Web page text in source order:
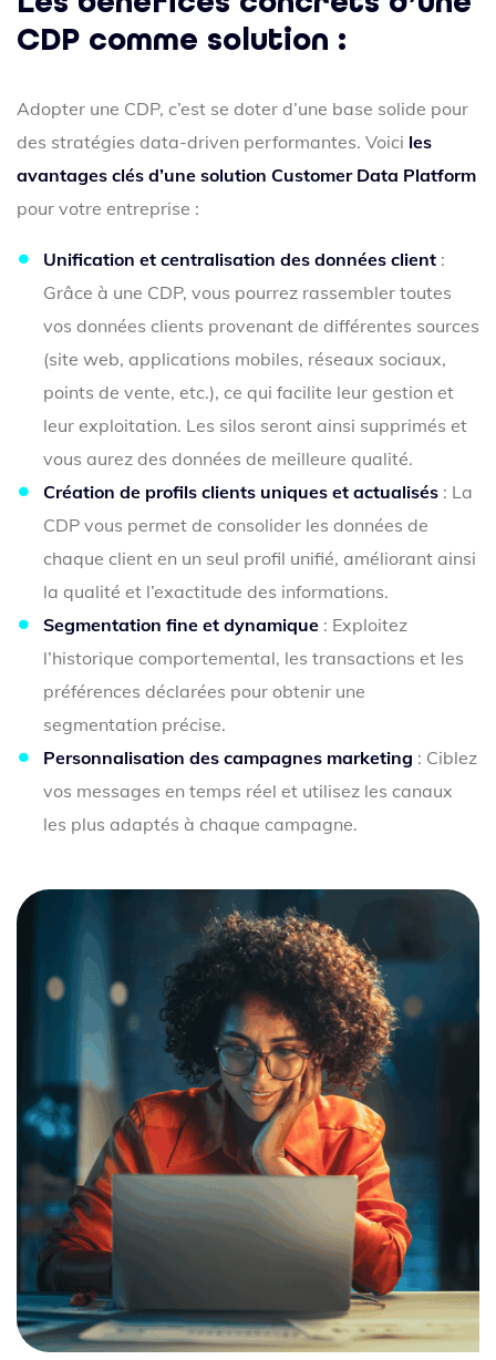
CDP comme solution :
Adopter une CDP, c’est se doter d’une base solide pour
des stratégies data-driven performantes. Voici les
avantages clés d’une solution Customer Data Platform
pour votre entreprise :
Unification et centralisation des données client :
Grâce à une CDP, vous pourrez rassembler toutes
vos données clients provenant de différentes sources
(site web, applications mobiles, réseaux sociaux,
points de vente, etc.), ce qui facilite leur gestion et
leur exploitation. Les silos seront ainsi supprimés et
vous aurez des données de meilleure qualité.
Création de profils clients uniques et actualisés : La
CDP vous permet de consolider les données de
chaque client en un seul profil unifié, améliorant ainsi
la qualité et l’exactitude des informations.
Segmentation fine et dynamique : Exploitez
l’historique comportemental, les transactions et les
préférences déclarées pour obtenir une
segmentation précise.
Personnalisation des campagnes marketing : Ciblez
vos messages en temps réel et utilisez les canaux
les plus adaptés à chaque campagne.